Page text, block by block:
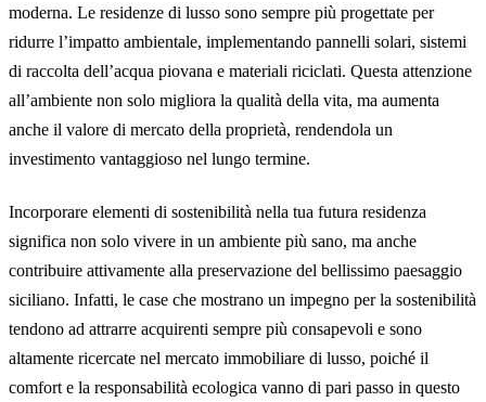
moderna. Le residenze di lusso sono sempre più progettate per
ridurre l’impatto ambientale, implementando pannelli solari, sistemi
di raccolta dell’acqua piovana e materiali riciclati. Questa attenzione
all’ambiente non solo migliora la qualità della vita, ma aumenta
anche il valore di mercato della proprietà, rendendola un
investimento vantaggioso nel lungo termine.
Incorporare elementi di sostenibilità nella tua futura residenza
significa non solo vivere in un ambiente più sano, ma anche
contribuire attivamente alla preservazione del bellissimo paesaggio
siciliano. Infatti, le case che mostrano un impegno per la sostenibilità
tendono ad attrarre acquirenti sempre più consapevoli e sono
altamente ricercate nel mercato immobiliare di lusso, poiché il
comfort e la responsabilità ecologica vanno di pari passo in questo